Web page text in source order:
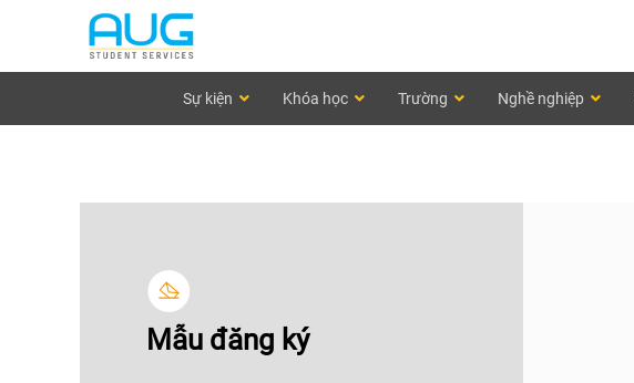
Sự kiện Khóa học Trường Nghề nghiệp
Mẫu đăng ký